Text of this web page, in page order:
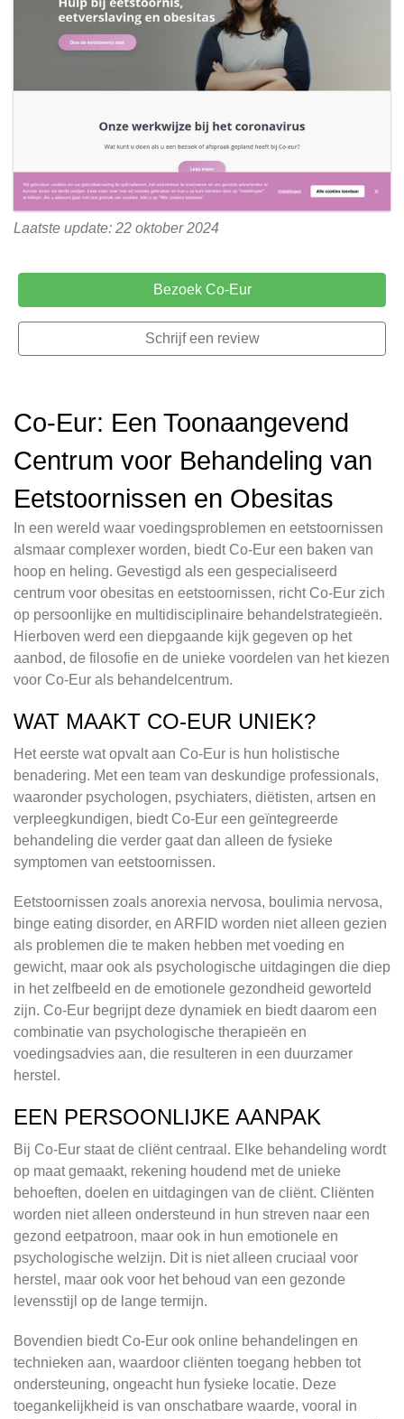
Laatste update: 22 oktober 2024
Bezoek Co-Eur
Schrijf een review
Co-Eur: Een Toonaangevend
Centrum voor Behandeling van
Eetstoornissen en Obesitas
In een wereld waar voedingsproblemen en eetstoornissen
alsmaar complexer worden, biedt Co-Eur een baken van
hoop en heling. Gevestigd als een gespecialiseerd
centrum voor obesitas en eetstoornissen, richt Co-Eur zich
op persoonlijke en multidisciplinaire behandelstrategieën.
Hierboven werd een diepgaande kijk gegeven op het
aanbod, de filosofie en de unieke voordelen van het kiezen
voor Co-Eur als behandelcentrum.
WAT MAAKT CO-EUR UNIEK?
Het eerste wat opvalt aan Co-Eur is hun holistische
benadering. Met een team van deskundige professionals,
waaronder psychologen, psychiaters, diëtisten, artsen en
verpleegkundigen, biedt Co-Eur een geïntegreerde
behandeling die verder gaat dan alleen de fysieke
symptomen van eetstoornissen.
Eetstoornissen zoals anorexia nervosa, boulimia nervosa,
binge eating disorder, en ARFID worden niet alleen gezien
als problemen die te maken hebben met voeding en
gewicht, maar ook als psychologische uitdagingen die diep
in het zelfbeeld en de emotionele gezondheid geworteld
zijn. Co-Eur begrijpt deze dynamiek en biedt daarom een
combinatie van psychologische therapieën en
voedingsadvies aan, die resulteren in een duurzamer
herstel.
EEN PERSOONLIJKE AANPAK
Bij Co-Eur staat de cliënt centraal. Elke behandeling wordt
op maat gemaakt, rekening houdend met de unieke
behoeften, doelen en uitdagingen van de cliënt. Cliënten
worden niet alleen ondersteund in hun streven naar een
gezond eetpatroon, maar ook in hun emotionele en
psychologische welzijn. Dit is niet alleen cruciaal voor
herstel, maar ook voor het behoud van een gezonde
levensstijl op de lange termijn.
Bovendien biedt Co-Eur ook online behandelingen en
technieken aan, waardoor cliënten toegang hebben tot
ondersteuning, ongeacht hun fysieke locatie. Deze
toegankelijkheid is van onschatbare waarde, vooral in